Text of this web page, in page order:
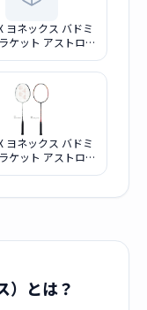
ヨネックス バドミ
ケット アストロク
イトタイガー
ヨネックス バドミ
ケット アストロク
）とは？